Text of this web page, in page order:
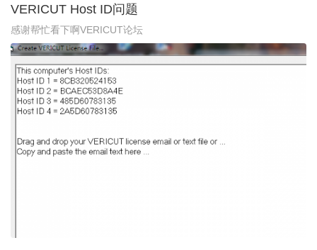
VERICUT Host ID问题
感谢帮忙看下啊VERICUT论坛